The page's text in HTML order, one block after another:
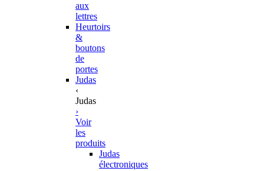
aux
lettres
Heurtoirs
&
boutons
de
portes
Judas
‹
Judas
›
Voir
les
produits
Judas
électroniques